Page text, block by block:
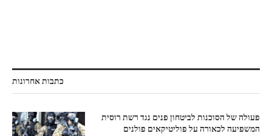
כתבות אחרונות
פעולה של הסוכנות לביטחון פנים נגד רשת רוסית
המשפיעה לכאורה על פוליטיקאים פולנים